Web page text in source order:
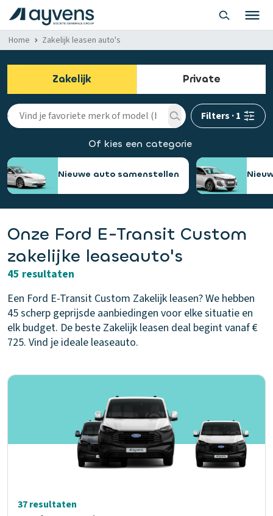
Home Zakelijk leasen auto's
Zakelijk Private
Filters ·1
Of kies een categorie
Nieuwe auto samenstellen
Onze Ford E-Transit Custom
zakelijke leaseauto's
45 resultaten
Een Ford E-Transit Custom Zakelijk leasen? We hebben
45 scherp geprijsde aanbiedingen voor elke situatie en
elk budget. De beste Zakelijk leasen deal begint vanaf €
725. Vind je ideale leaseauto.
37 resultaten